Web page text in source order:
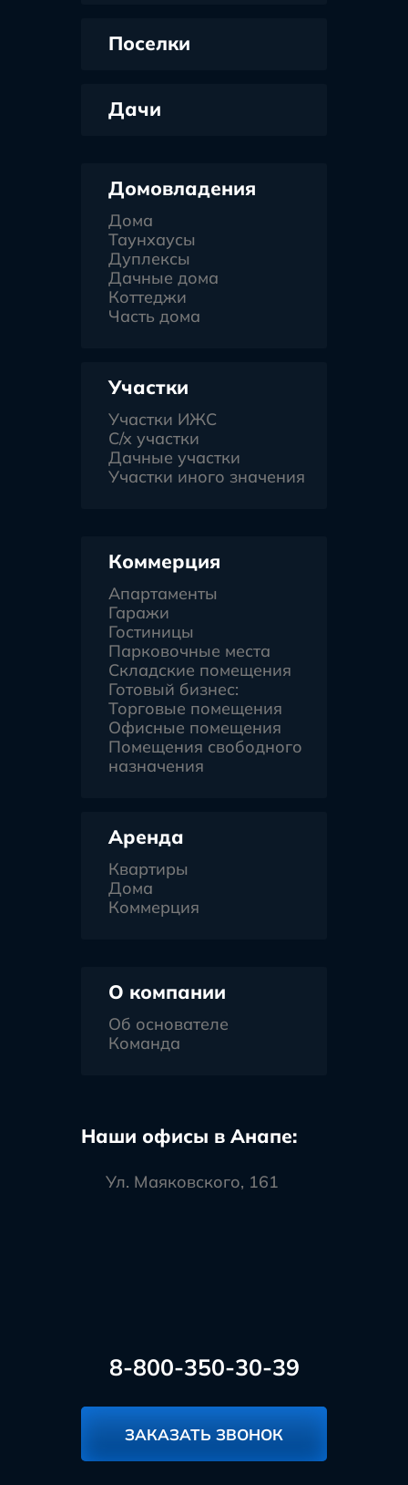
Поселки
Дачи
Домовладения
Дома
Таунхаусы
Дуплексы
Дачные дома
Коттеджи
Часть дома
Участки
Участки ИЖС
С/х участки
Дачные участки
Участки иного значения
Коммерция
Апартаменты
Гаражи
Гостиницы
Парковочные места
Складские помещения
Готовый бизнес:
Торговые помещения
Офисные помещения
Помещения свободного
назначения
Аренда
Квартиры
Дома
Коммерция
О компании
Об основателе
Команда
Наши офисы в Анапе:
Ул. Маяковского, 161
8-800-350-30-39
ЗАКАЗАТЬ ЗВОНОК